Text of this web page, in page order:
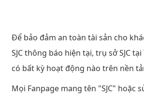
Để bảo đảm an toàn tài sản cho
SJC thông báo hiện tại, trụ sở SJC
có bất kỳ hoạt động nào trên nền
Mọi Fanpage mang tên "SJC" hoặc